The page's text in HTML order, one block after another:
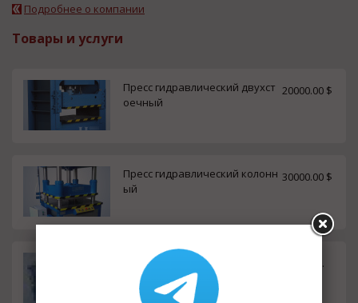
Подробнее о компании
Товары и услуги
Пресс гидравлический двухст
оечный
20000.00 $
Пресс гидравлический колонн
ый
30000.00 $
Гидростанция HF-L60.4.12.2.0.12 1.00 руб.